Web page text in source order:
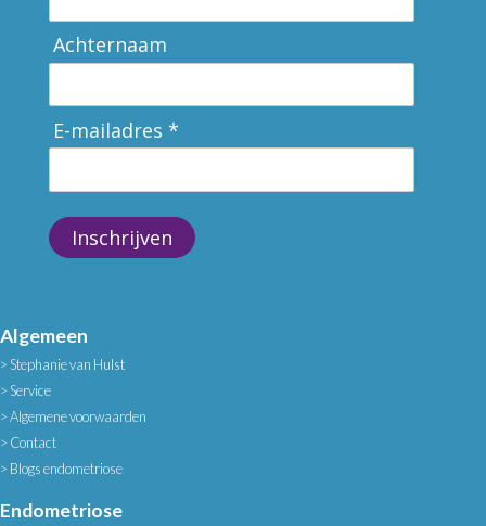
Achternaam
E-mailadres *
Inschrijven
Algemeen
Stephanie van Hulst
Service
Algemene voorwaarden
Contact
Blogs endometriose
Endometriose